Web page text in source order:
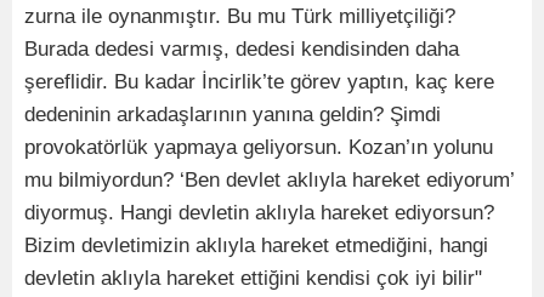
zurna ile oynanmıştır. Bu mu Türk milliyetçiliği?
Burada dedesi varmış, dedesi kendisinden daha
şereflidir. Bu kadar İncirlik’te görev yaptın, kaç kere
dedeninin arkadaşlarının yanına geldin? Şimdi
provokatörlük yapmaya geliyorsun. Kozan’ın yolunu
mu bilmiyordun? ‘Ben devlet aklıyla hareket ediyorum’
diyormuş. Hangi devletin aklıyla hareket ediyorsun?
Bizim devletimizin aklıyla hareket etmediğini, hangi
devletin aklıyla hareket ettiğini kendisi çok iyi bilir"